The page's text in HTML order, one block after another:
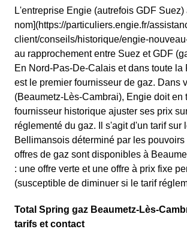
L'entreprise Engie (autrefois GDF
nom](https://particuliers.engie.fr/
client/conseils/historique/engie-
au rapprochement entre Suez et GDF
En Nord-Pas-De-Calais et dans toute la
est le premier fournisseur de gaz. Dans
(Beaumetz-Lès-Cambrai), Engie doit en
fournisseur historique ajuster ses prix
réglementé du gaz. Il s'agit d'un tarif sur
Bellimansois déterminé par les
offres de gaz sont disponibles à
: une offre verte et une offre à prix fixe
(susceptible de diminuer si le tarif
Total Spring gaz Beaumetz-Lès-
tarifs et contact